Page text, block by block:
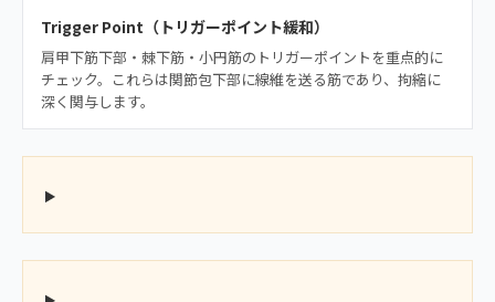
Trigger Point（トリガーポイント緩和）
肩甲下筋下部・棘下筋・小円筋のトリガーポイントを重点的に
チェック。これらは関節包下部に線維を送る筋であり、拘縮に
深く関与します。